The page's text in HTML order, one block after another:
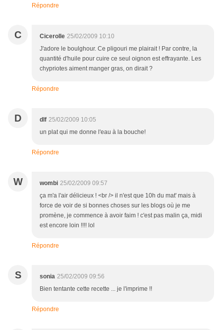
Répondre
C Cicerolle 25/02/2009 10:10
J'adore le boulghour. Ce pligouri me plairait ! Par contre, la
quantité d'huile pour cuire ce seul oignon est effrayante. Les
chypriotes aiment manger gras, on dirait ?
Répondre
D dlf 25/02/2009 10:05
un plat qui me donne l'eau à la bouche!
Répondre
W wombi 25/02/2009 09:57
ça m'a l'air délicieux ! <br /> il n'est que 10h du mat' mais à
force de voir de si bonnes choses sur les blogs où je me
promène, je commence à avoir faim ! c'est pas malin ça, midi
est encore loin !!!! lol
Répondre
S sonia 25/02/2009 09:56
Bien tentante cette recette ... je l'imprime !!
Répondre